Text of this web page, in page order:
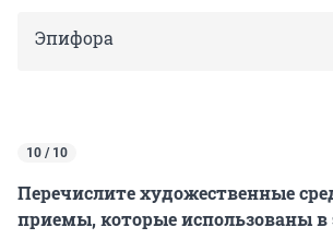
Эпифора
10 / 10
Перечислите художественные
приемы, которые использованы в